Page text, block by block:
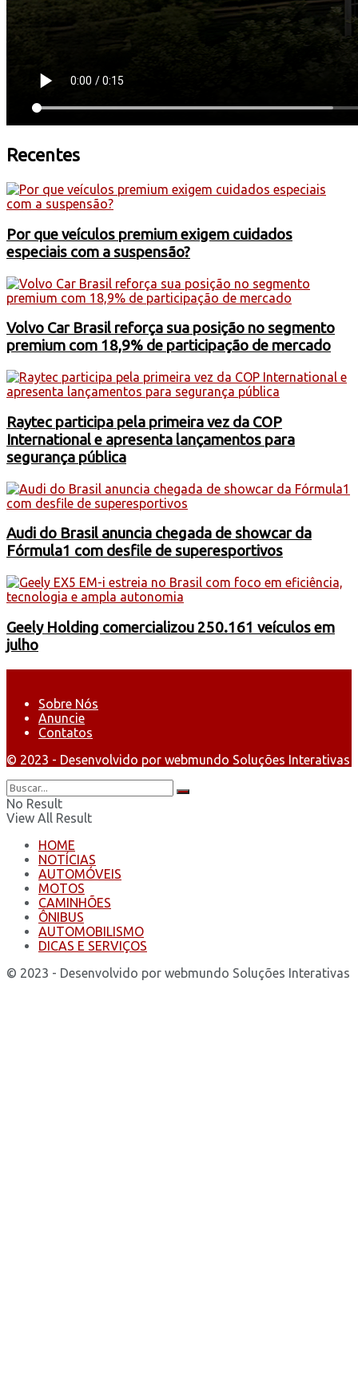
Recentes
Por que veículos premium exigem cuidados
especiais com a suspensão?
Volvo Car Brasil reforça sua posição no segmento
premium com 18,9% de participação de mercado
Raytec participa pela primeira vez da COP
International e apresenta lançamentos para
segurança pública
Audi do Brasil anuncia chegada de showcar da
Fórmula1 com desfile de superesportivos
Geely Holding comercializou 250.161 veículos em
julho
Sobre Nós
Anuncie
Contatos
© 2023 - Desenvolvido por webmundo Soluções Interativas
No Result
View All Result
HOME
NOTÍCIAS
AUTOMÓVEIS
MOTOS
CAMINHÕES
ÔNIBUS
AUTOMOBILISMO
DICAS E SERVIÇOS
© 2023 - Desenvolvido por webmundo Soluções Interativas